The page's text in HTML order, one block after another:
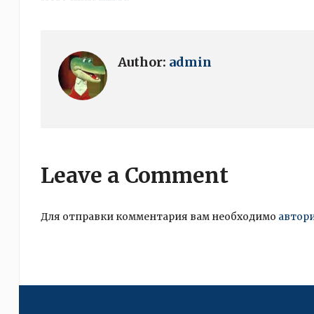
Author: admin
Leave a Comment
Для отправки комментария вам необходимо